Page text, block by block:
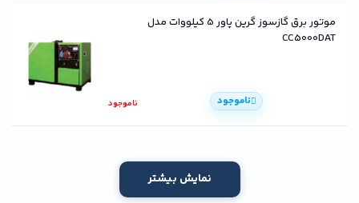
موتور برق گازسوز گرین پاور 5 کیلووات مدل
CC5000DAT
ناموجود ناموجود
نمایش بیشتر